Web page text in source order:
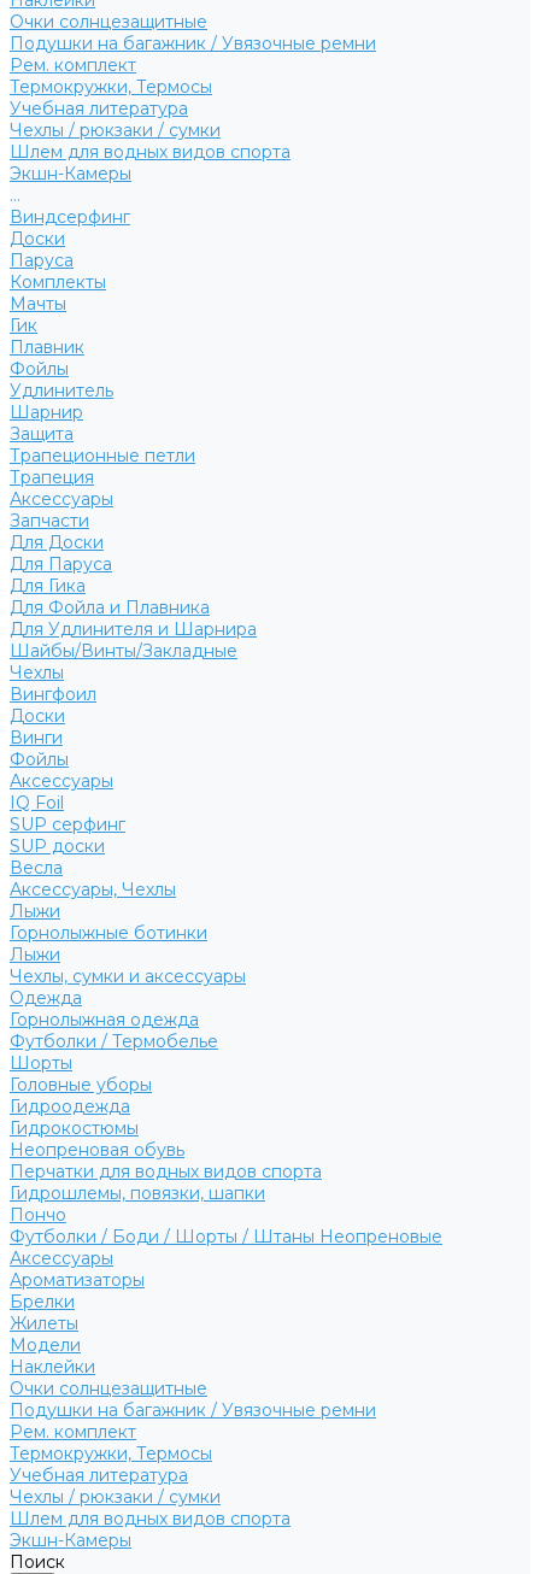
Очки солнцезащитные
Подушки на багажник / Увязочные ремни
Рем. комплект
Термокружки, Термосы
Учебная литература
Чехлы / рюкзаки / сумки
Шлем для водных видов спорта
Экшн-Камеры
...
Виндсерфинг
Доски
Паруса
Комплекты
Мачты
Гик
Плавник
Фойлы
Удлинитель
Шарнир
Защита
Трапеционные петли
Трапеция
Аксессуары
Запчасти
Для Доски
Для Паруса
Для Гика
Для Фойла и Плавника
Для Удлинителя и Шарнира
Шайбы/Винты/Закладные
Чехлы
Вингфоил
Доски
Винги
Фойлы
Аксессуары
IQ Foil
SUP серфинг
SUP доски
Весла
Аксессуары, Чехлы
Лыжи
Горнолыжные ботинки
Лыжи
Чехлы, сумки и аксессуары
Одежда
Горнолыжная одежда
Футболки / Термобелье
Шорты
Головные уборы
Гидроодежда
Гидрокостюмы
Неопреновая обувь
Перчатки для водных видов спорта
Гидрошлемы, повязки, шапки
Пончо
Футболки / Боди / Шорты / Штаны Неопреновые
Аксессуары
Ароматизаторы
Брелки
Жилеты
Модели
Наклейки
Очки солнцезащитные
Подушки на багажник / Увязочные ремни
Рем. комплект
Термокружки, Термосы
Учебная литература
Чехлы / рюкзаки / сумки
Шлем для водных видов спорта
Экшн-Камеры
Поиск